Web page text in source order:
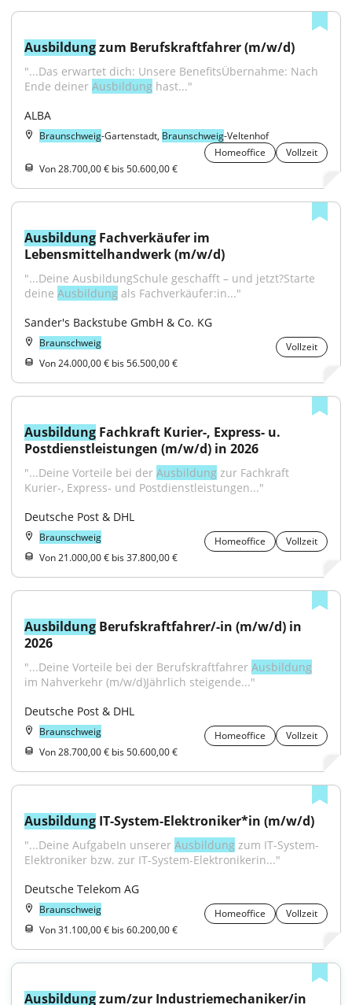
Ausbildung zum Berufskraftfahrer (m/w/d)
"...Das erwartet dich: Unsere BenefitsÜbernahme: Nach
Ende deiner Ausbildung hast..."
ALBA
Braunschweig-Gartenstadt, Braunschweig-Veltenhof
Homeoffice
Vollzeit
Von 28.700,00 € bis 50.600,00 €
Ausbildung Fachverkäufer im
Lebensmittelhandwerk (m/w/d)
"...Deine AusbildungSchule geschafft – und jetzt?Starte
deine Ausbildung als Fachverkäufer:in..."
Sander's Backstube GmbH & Co. KG
Braunschweig
Vollzeit
Von 24.000,00 € bis 56.500,00 €
Ausbildung Fachkraft Kurier-, Express- u.
Postdienstleistungen (m/w/d) in 2026
"...Deine Vorteile bei der Ausbildung zur Fachkraft
Kurier-, Express- und Postdienstleistungen..."
Deutsche Post & DHL
Braunschweig Homeoffice
Vollzeit
Von 21.000,00 € bis 37.800,00 €
Ausbildung Berufskraftfahrer/-in (m/w/d) in
2026
"...Deine Vorteile bei der Berufskraftfahrer Ausbildung
im Nahverkehr (m/w/d)Jährlich steigende..."
Deutsche Post & DHL
Braunschweig Homeoffice
Vollzeit
Von 28.700,00 € bis 50.600,00 €
Ausbildung IT-System-Elektroniker*in (m/w/d)
"...Deine AufgabeIn unserer Ausbildung zum IT-System-
Elektroniker bzw. zur IT-System-Elektronikerin..."
Deutsche Telekom AG
Braunschweig Homeoffice
Vollzeit
Von 31.100,00 € bis 60.200,00 €
Ausbildung zum/zur Industriemechaniker/in